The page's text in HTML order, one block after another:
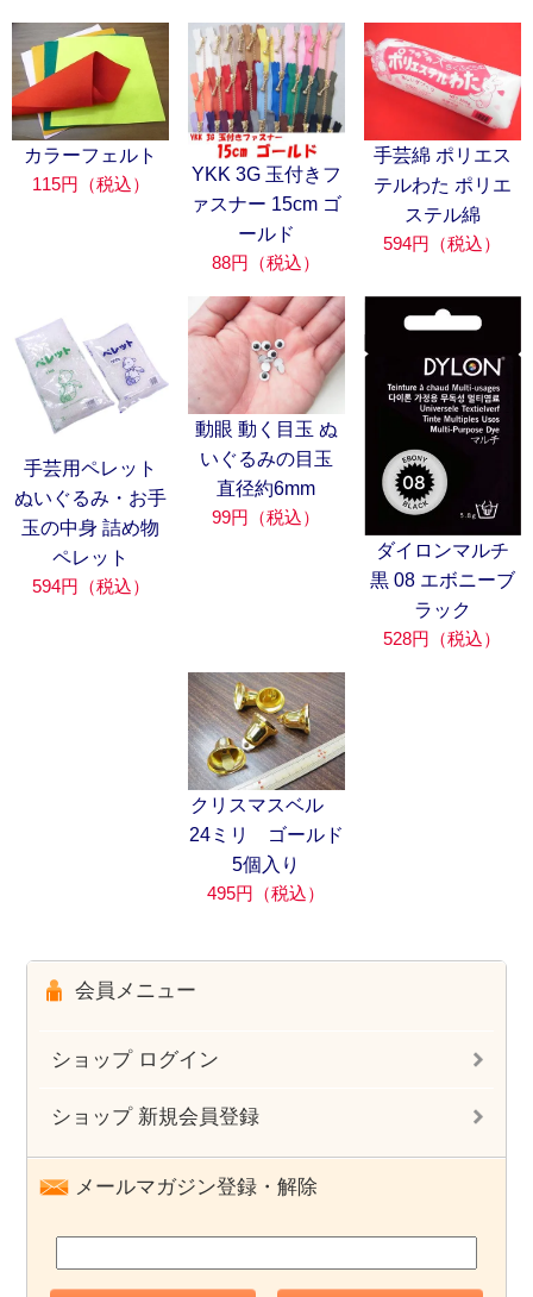
カラーフェルト
115円（税込）
YKK 3G 玉付きフ
ァスナー 15cm ゴ
ールド
88円（税込）
手芸綿 ポリエス
テルわた ポリエ
ステル綿
594円（税込）
手芸用ペレット
ぬいぐるみ・お手
玉の中身 詰め物
ペレット
594円（税込）
動眼 動く目玉 ぬ
いぐるみの目玉
直径約6mm
99円（税込）
ダイロンマルチ
黒 08 エボニーブ
ラック
528円（税込）
クリスマスベル
24ミリ ゴールド
5個入り
495円（税込）
会員メニュー
ショップ ログイン
ショップ 新規会員登録
メールマガジン登録・解除